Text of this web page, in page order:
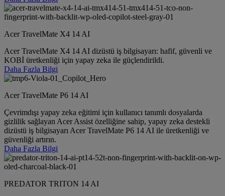
Acer TravelMate X4 14 AI
Acer TravelMate X4 14 AI dizüstü iş bilgisayarı: hafif, güvenli ve
KOBİ üretkenliği için yapay zeka ile güçlendirildi.
Daha Fazla Bilgi
Acer TravelMate P6 14 AI
Çevrimdışı yapay zeka eğitimi için kullanıcı tanımlı dosyalarda
gizlilik sağlayan Acer Assist özelliğine sahip, yapay zeka destekli
dizüstü iş bilgisayarı Acer TravelMate P6 14 AI ile üretkenliği ve
güvenliği artırın.
Daha Fazla Bilgi
PREDATOR TRITON 14 AI